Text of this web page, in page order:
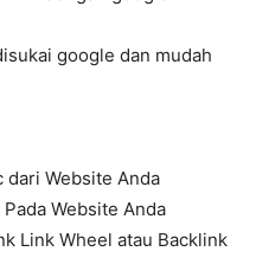
google dan mudah
dari Website Anda
Website Anda
Link Wheel atau Backlink